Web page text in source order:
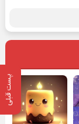
پست قبلی